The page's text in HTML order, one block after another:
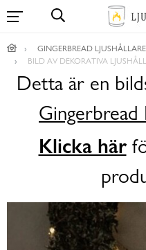
GINGERBREAD
BILD AV DEKORATIVA
Detta är en
Gingerbread
Klicka här